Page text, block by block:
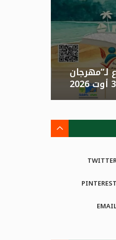
PINTEREST